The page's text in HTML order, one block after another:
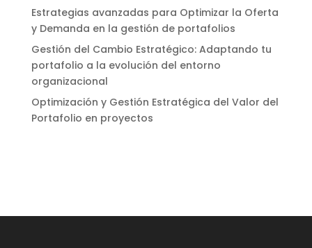
Estrategias avanzadas para Optimizar la Oferta
y Demanda en la gestión de portafolios
Gestión del Cambio Estratégico: Adaptando tu
portafolio a la evolución del entorno
organizacional
Optimización y Gestión Estratégica del Valor del
Portafolio en proyectos